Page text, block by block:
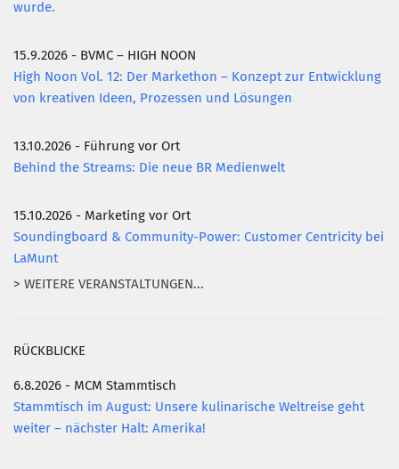
wurde.
15.9.2026 - BVMC – HIGH NOON
High Noon Vol. 12: Der Markethon – Konzept zur Entwicklung
von kreativen Ideen, Prozessen und Lösungen
13.10.2026 - Führung vor Ort
Behind the Streams: Die neue BR Medienwelt
15.10.2026 - Marketing vor Ort
Soundingboard & Community-Power: Customer Centricity bei
LaMunt
> WEITERE VERANSTALTUNGEN...
RÜCKBLICKE
6.8.2026 - MCM Stammtisch
Stammtisch im August: Unsere kulinarische Weltreise geht
weiter – nächster Halt: Amerika!